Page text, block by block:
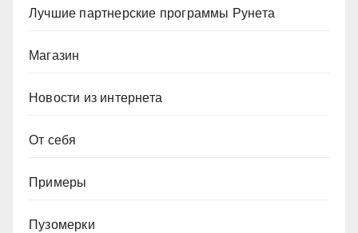
Лучшие партнерские программы Рунета
Магазин
Новости из интернета
От себя
Примеры
Пузомерки